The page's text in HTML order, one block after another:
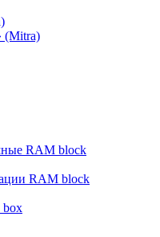
(Mitra)
RAM block
RAM block
box